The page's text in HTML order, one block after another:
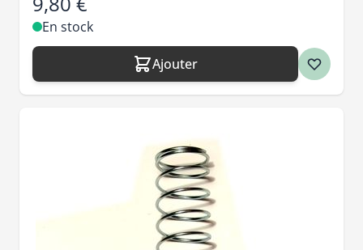
En stock
Ajouter